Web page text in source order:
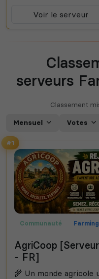
Voir le serveur
serveurs
Classement
Mensuel Votes
#1
Communauté
AgriCoop
- FR]
🌾 Un monde agricole